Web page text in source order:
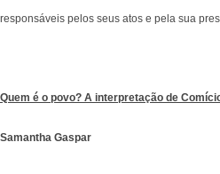
responsáveis pelos seus atos e pela sua
Quem é o povo? A interpretação de
Samantha Gaspar